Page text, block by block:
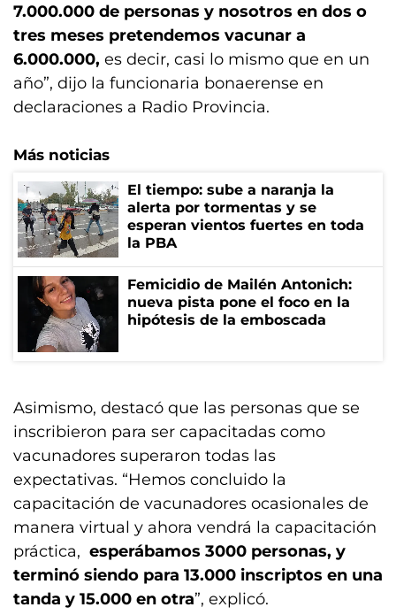
7.000.000 de personas y nosotros en dos o
tres meses pretendemos vacunar a
6.000.000, es decir, casi lo mismo que en un
año”, dijo la funcionaria bonaerense en
declaraciones a Radio Provincia.
Más noticias
El tiempo: sube a naranja la
alerta por tormentas y se
esperan vientos fuertes en toda
la PBA
Femicidio de Mailén Antonich:
nueva pista pone el foco en la
hipótesis de la emboscada
Asimismo, destacó que las personas que se
inscribieron para ser capacitadas como
vacunadores superaron todas las
expectativas. “Hemos concluido la
capacitación de vacunadores ocasionales de
manera virtual y ahora vendrá la capacitación
práctica, esperábamos 3000 personas, y
terminó siendo para 13.000 inscriptos en una
tanda y 15.000 en otra”, explicó.